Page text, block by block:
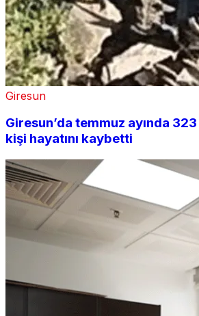
Giresun
Giresun’da temmuz ayında
kişi hayatını kaybetti